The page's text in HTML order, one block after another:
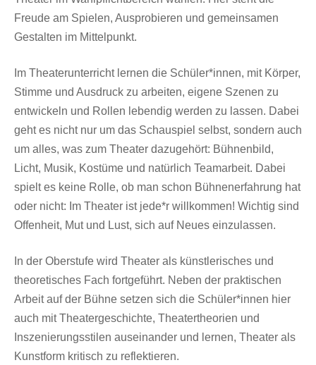
Freude am Spielen, Ausprobieren und gemeinsamen
Gestalten im Mittelpunkt.
Im Theaterunterricht lernen die Schüler*innen, mit Körper,
Stimme und Ausdruck zu arbeiten, eigene Szenen zu
entwickeln und Rollen lebendig werden zu lassen. Dabei
geht es nicht nur um das Schauspiel selbst, sondern auch
um alles, was zum Theater dazugehört: Bühnenbild,
Licht, Musik, Kostüme und natürlich Teamarbeit. Dabei
spielt es keine Rolle, ob man schon Bühnenerfahrung hat
oder nicht: Im Theater ist jede*r willkommen! Wichtig sind
Offenheit, Mut und Lust, sich auf Neues einzulassen.
In der Oberstufe wird Theater als künstlerisches und
theoretisches Fach fortgeführt. Neben der praktischen
Arbeit auf der Bühne setzen sich die Schüler*innen hier
auch mit Theatergeschichte, Theatertheorien und
Inszenierungsstilen auseinander und lernen, Theater als
Kunstform kritisch zu reflektieren.